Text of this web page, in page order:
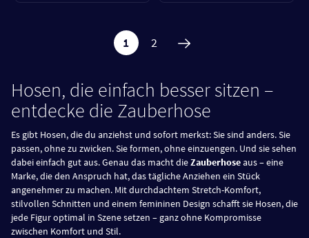
1 2
Hosen, die einfach besser sitzen –
entdecke die Zauberhose
Es gibt Hosen, die du anziehst und sofort merkst: Sie sind anders. Sie
passen, ohne zu zwicken. Sie formen, ohne einzuengen. Und sie sehen
dabei einfach gut aus. Genau das macht dieZauberhoseaus – eine
Marke, die den Anspruch hat, das tägliche Anziehen ein Stück
angenehmer zu machen. Mit durchdachtem Stretch-Komfort,
stilvollen Schnitten und einem femininen Design schafft sie Hosen, die
jede Figur optimal in Szene setzen – ganz ohne Kompromisse
zwischen Komfort und Stil.